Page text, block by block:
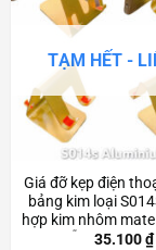
TẠM HẾT -
Giá đỡ kẹp điện
bảng kim loại
hợp kim nhôm
ngẫu nhiên)
35.100₫